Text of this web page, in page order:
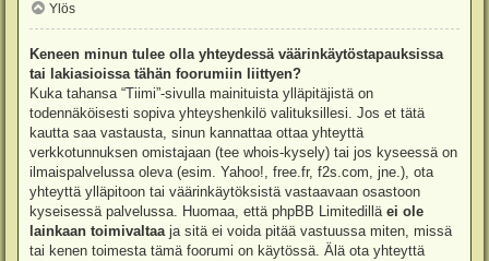
Ylös
Keneen minun tulee olla yhteydessä väärinkäytöstapauksissa
tai lakiasioissa tähän foorumiin liittyen?
Kuka tahansa “Tiimi”-sivulla mainituista ylläpitäjistä on
todennäköisesti sopiva yhteyshenkilö valituksillesi. Jos et tätä
kautta saa vastausta, sinun kannattaa ottaa yhteyttä
verkkotunnuksen omistajaan (tee whois-kysely) tai jos kyseessä on
ilmaispalvelussa oleva (esim. Yahoo!, free.fr, f2s.com, jne.), ota
yhteyttä ylläpitoon tai väärinkäytöksistä vastaavaan osastoon
kyseisessä palvelussa. Huomaa, että phpBB Limitedillä ei ole
lainkaan toimivaltaaja sitä ei voida pitää vastuussa miten, missä
tai kenen toimesta tämä foorumi on käytössä. Älä ota yhteyttä